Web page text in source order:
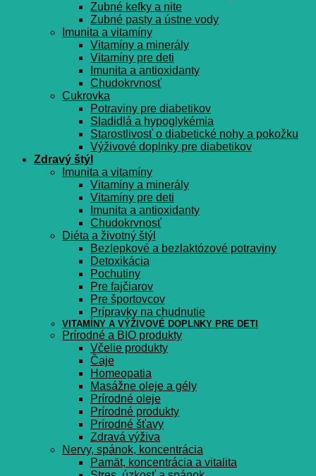
Zubné kefky a nite
Zubné pasty a ústne vody
Imunita a vitamíny
Vitamíny a minerály
Vitamíny pre deti
Imunita a antioxidanty
Chudokrvnosť
Cukrovka
Potraviny pre diabetikov
Sladidlá a hypoglykémia
Starostlivosť o diabetické nohy a pokožku
Výživové doplnky pre diabetikov
Zdravý štýl
Imunita a vitamíny
Vitamíny a minerály
Vitamíny pre deti
Imunita a antioxidanty
Chudokrvnosť
Diéta a životný štýl
Bezlepkové a bezlaktózové potraviny
Detoxikácia
Pochutiny
Pre fajčiarov
Pre športovcov
Prípravky na chudnutie
VITAMÍNY A VÝŽIVOVÉ DOPLNKY PRE DETI
Prírodné a BIO produkty
Včelie produkty
Čaje
Homeopatia
Masážne oleje a gély
Prírodné oleje
Prírodné produkty
Prírodné šťavy
Zdravá výživa
Nervy, spánok, koncentrácia
Pamät, koncentrácia a vitalita